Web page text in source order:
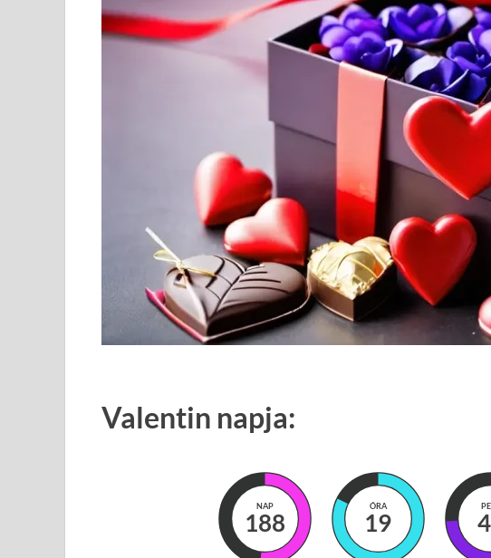
Valentin napja:
NAP
188
ÓRA
19